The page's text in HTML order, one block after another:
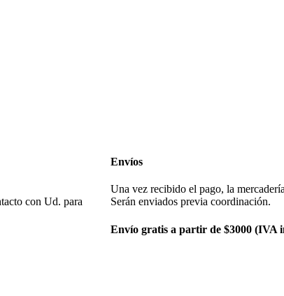
con Ud. para
Envíos
Una vez recibido el pago, la
Serán enviados previa coordinación.
Envío gratis a partir de $3000 (IVA